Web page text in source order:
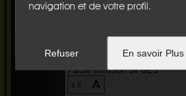
navigation et de votre profil.
Refuser En savoir Plus
Emission de gaz à effet de serre:B